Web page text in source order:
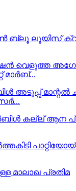
മാർബ്...